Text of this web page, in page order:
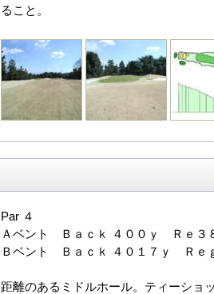
ること。
Par ４
Ａベント Ｂａｃｋ ４００ｙ Ｒｅ３
Ｂベント Ｂａｃｋ ４０１７ｙ Ｒｅ
距離のあるミドルホール。ティーショ